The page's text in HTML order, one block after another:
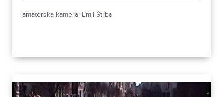
amatérska kamera: Emil Štrba